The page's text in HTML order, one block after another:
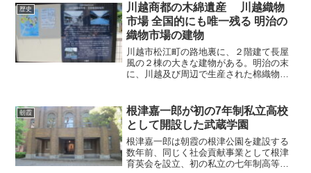
歴史
川越商都の木綿遺産 川越織物
市場 全国的にも唯一残る 明治の
織物市場の建物
川越市松江町の路地裏に、２階建て長屋
風の２棟の大きな建物がある。明治の末
に、川越及び周辺で生産された棉織物の
産業史を語る産業遺構であり、全国的に
も唯一現存する明治の織物...
朝霞
根津嘉一郎が初の7年制私立高校
として開設した武蔵学園
根津嘉一郎は朝霞の根津公園を建設する
数年前、同じく社会貢献事業として根津
育英会を設立、初の私立の七年制高等学